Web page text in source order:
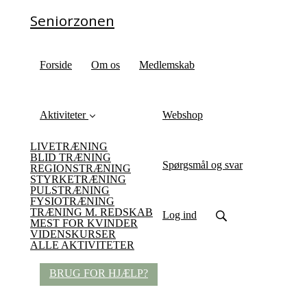
Seniorzonen
Forside Om os Medlemskab
Aktiviteter
LIVETRÆNING
BLID TRÆNING
REGIONSTRÆNING
STYRKETRÆNING
PULSTRÆNING
FYSIOTRÆNING
TRÆNING M. REDSKAB
MEST FOR KVINDER
VIDENSKURSER
ALLE AKTIVITETER
Webshop
Spørgsmål og svar
Log ind
BRUG FOR HJÆLP?